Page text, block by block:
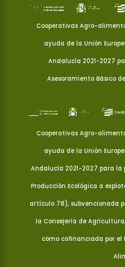
Cooperativas Agro-
ayuda de la Unión
Andalucía 2021-2027
Asesoramiento Básico
Cooperativas Agro-
ayuda de la Unión
Andalucía 2021-2027 para la
Producción Ecológica a
artículo 78), subvencionada
la Consejería de
como cofinanciada por el